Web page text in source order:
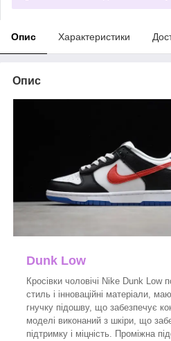
Опис Характеристики
Опис
Dunk Low
Кросівки чоловічі Nike Dunk Low
стиль і інноваційні матеріали,
гнучку підошву, що забезпечує
моделі виконаний з шкіри, що
підтримку і міцність. Проміжна